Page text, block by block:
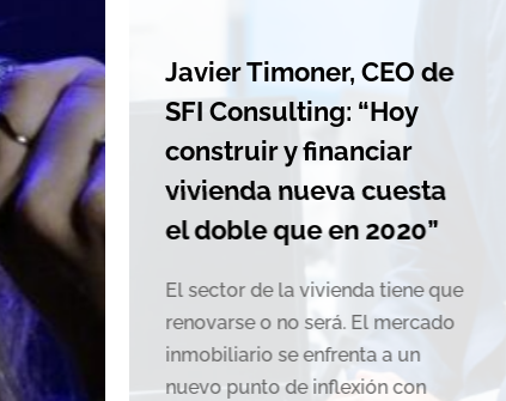
Timoner, CEO de
Consulting: “Hoy
construir y financiar
nueva cuesta
el doble que en 2020”
sector de la vivienda tiene que
o no será. El mercado
inmobiliario se enfrenta a un
nuevo punto de inflexión con